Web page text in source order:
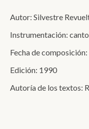
Autor: Silvestre
Instrumentación:
Fecha de
Edición: 1990
Autoría de los textos: